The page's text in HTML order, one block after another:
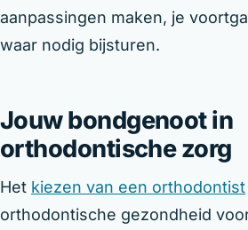
aanpassingen maken, je
waar nodig bijsturen.
Jouw bondgenoot in
orthodontische zorg
Het kiezen van een orthodontist
orthodontische gezondheid